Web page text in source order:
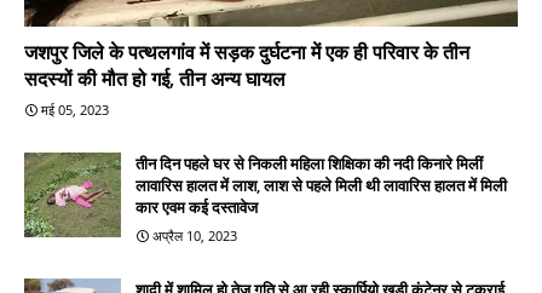
जशपुर जिले के पत्थलगांव में सड़क दुर्घटना में एक ही परिवार के तीन
सदस्यों की मौत हो गई, तीन अन्य घायल
मई 05, 2023
तीन दिन पहले घर से निकली महिला शिक्षिका की नदी किनारे मिलीं
लावारिस हालत में लाश, लाश से पहले मिली थी लावारिस हालत में मिली
कार एवम कई दस्तावेज
अप्रैल 10, 2023